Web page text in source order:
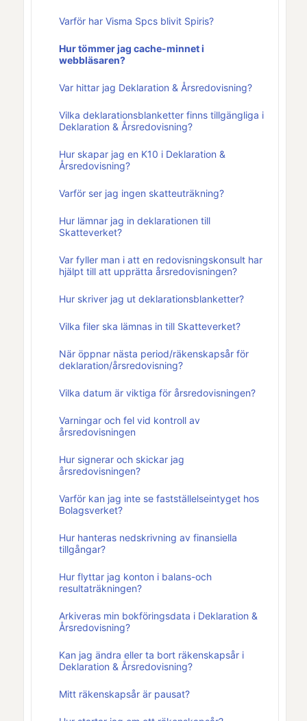
Varför har Visma Spcs blivit Spiris?
Hur tömmer jag cache-minnet i
webbläsaren?
Var hittar jag Deklaration & Årsredovisning?
Vilka deklarationsblanketter finns tillgängliga i
Deklaration & Årsredovisning?
Hur skapar jag en K10 i Deklaration &
Årsredovisning?
Varför ser jag ingen skatteuträkning?
Hur lämnar jag in deklarationen till
Skatteverket?
Var fyller man i att en redovisningskonsult har
hjälpt till att upprätta årsredovisningen?
Hur skriver jag ut deklarationsblanketter?
Vilka filer ska lämnas in till Skatteverket?
När öppnar nästa period/räkenskapsår för
deklaration/årsredovisning?
Vilka datum är viktiga för årsredovisningen?
Varningar och fel vid kontroll av
årsredovisningen
Hur signerar och skickar jag
årsredovisningen?
Varför kan jag inte se fastställelseintyget hos
Bolagsverket?
Hur hanteras nedskrivning av finansiella
tillgångar?
Hur flyttar jag konton i balans-och
resultaträkningen?
Arkiveras min bokföringsdata i Deklaration &
Årsredovisning?
Kan jag ändra eller ta bort räkenskapsår i
Deklaration & Årsredovisning?
Mitt räkenskapsår är pausat?